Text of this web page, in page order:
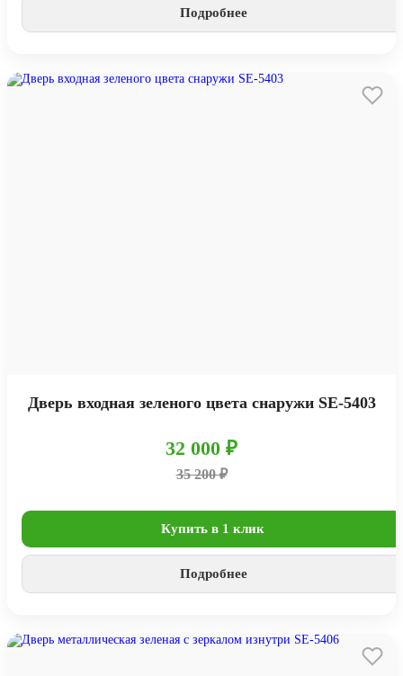
Подробнее
Дверь входная зеленого цвета снаружи SE-5403
32 000 ₽
35 200 ₽
Купить в 1 клик
Подробнее